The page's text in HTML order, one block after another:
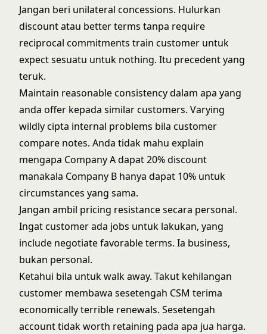
Jangan beri unilateral concessions. Hulurkan
discount atau better terms tanpa require
reciprocal commitments train customer untuk
expect sesuatu untuk nothing. Itu precedent yang
teruk.
Maintain reasonable consistency dalam apa yang
anda offer kepada similar customers. Varying
wildly cipta internal problems bila customer
compare notes. Anda tidak mahu explain
mengapa Company A dapat 20% discount
manakala Company B hanya dapat 10% untuk
circumstances yang sama.
Jangan ambil pricing resistance secara personal.
Ingat customer ada jobs untuk lakukan, yang
include negotiate favorable terms. Ia business,
bukan personal.
Ketahui bila untuk walk away. Takut kehilangan
customer membawa sesetengah CSM terima
economically terrible renewals. Sesetengah
account tidak worth retaining pada apa jua harga.